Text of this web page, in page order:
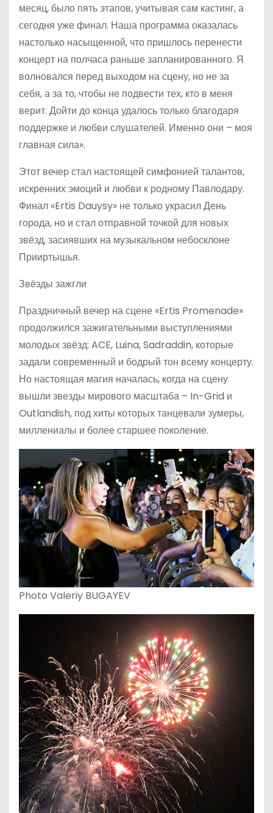
месяц, было пять этапов, учитывая сам кастинг, а
сегодня уже финал. Наша программа оказалась
настолько насыщенной, что пришлось перенести
концерт на полчаса раньше запланированного. Я
волновался перед выходом на сцену, но не за
себя, а за то, чтобы не подвести тех, кто в меня
верит. Дойти до конца удалось только благодаря
поддержке и любви слушателей. Именно они – моя
главная сила».
Этот вечер стал настоящей симфонией талантов,
искренних эмоций и любви к родному Павлодару.
Финал «Ertis Dauysy» не только украсил День
города, но и стал отправной точкой для новых
звёзд, засиявших на музыкальном небосклоне
Прииртышья.
Звёзды зажгли
Праздничный вечер на сцене «Ertis Promenade»
продолжился зажигательными выступлениями
молодых звёзд: ACE, Luina, Sadraddin, которые
задали современный и бодрый тон всему концерту.
Но настоящая магия началась, когда на сцену
вышли звезды мирового масштаба – In-Grid и
Outlandish, под хиты которых танцевали зумеры,
миллениалы и более старшее поколение.
Photo Valeriy BUGAYEV